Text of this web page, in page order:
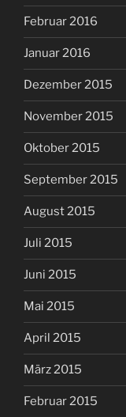
Februar 2016
Januar 2016
Dezember 2015
November 2015
Oktober 2015
September 2015
August 2015
Juli 2015
Juni 2015
Mai 2015
April 2015
März 2015
Februar 2015